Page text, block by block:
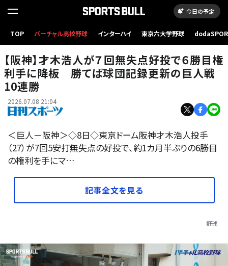
今日の予定
TOP バーチャル高校野球 インターハイ 東京六大学野球
【写真】巨人対阪神 5回、力投する阪神才木浩人（撮影・増田悦実）
【阪神】才木浩人が７回無失点好投で６勝目権
利手に降板 勝てば球団記録更新の巨人戦
10連勝
2026.07.08 21:04
＜巨人－阪神＞◇8日◇東京ドーム阪神才木浩人投手
（27）が7回5安打無失点の好投で、約1カ月半ぶりの6勝目
の権利を手にマ…
記事全文を見る
野球